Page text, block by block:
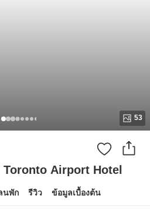
53
Airport Hotel
นพัก รีวิว ข้อมูลเบื้องต้น